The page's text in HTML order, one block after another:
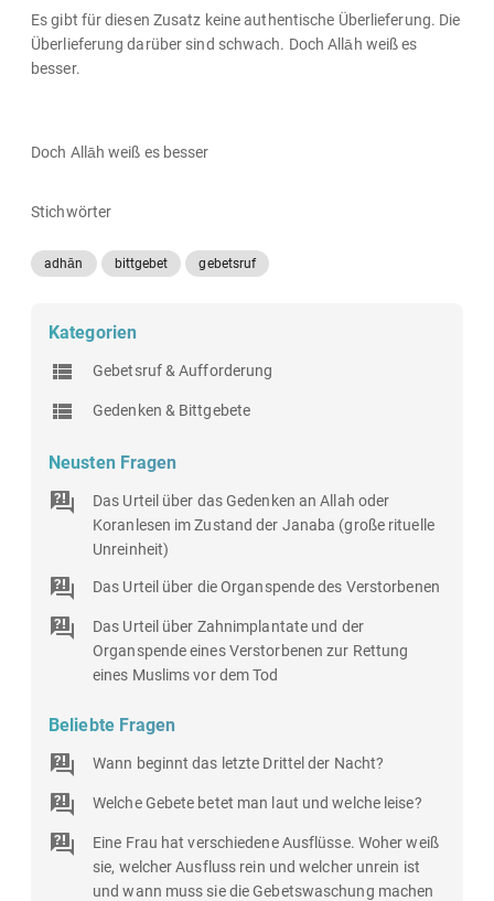
Es gibt für diesen Zusatz keine authentische Überlieferung. Die
Überlieferung darüber sind schwach. Doch Allāh weiß es
besser.
Doch Allāh weiß es besser
Stichwörter
adhān bittgebet gebetsruf
Kategorien
Gebetsruf & Aufforderung
Gedenken & Bittgebete
Neusten Fragen
Das Urteil über das Gedenken an Allah oder
Koranlesen im Zustand der Janaba (große rituelle
Unreinheit)
Das Urteil über die Organspende des Verstorbenen
Das Urteil über Zahnimplantate und der
Organspende eines Verstorbenen zur Rettung
eines Muslims vor dem Tod
Beliebte Fragen
Wann beginnt das letzte Drittel der Nacht?
Welche Gebete betet man laut und welche leise?
Eine Frau hat verschiedene Ausflüsse. Woher weiß
sie, welcher Ausfluss rein und welcher unrein ist
und wann muss sie die Gebetswaschung machen